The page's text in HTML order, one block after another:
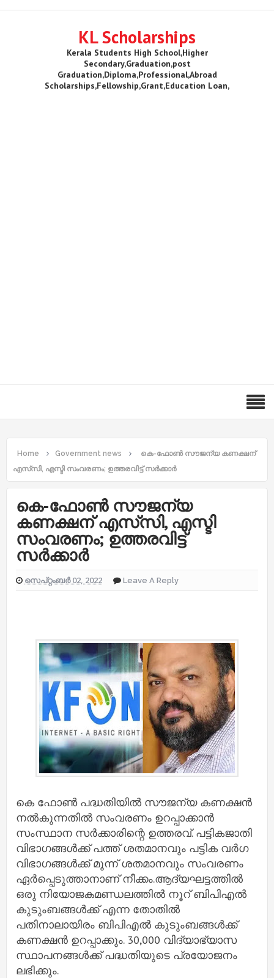
KL Scholarships
Kerala Students High School,Higher
Secondary,Graduation,post
Graduation,Diploma,Professional,Abroad
Scholarships,Fellowship,Grant,Education Loan,
Home Government news
കെ-ഫോണ്‍ സൗജന്യ കണക്ഷന്
എസ്‌സി, എസ്ടി സംവരണം; ഉത്തരവിട്ട് സര്‍ക്കാര്‍
കെ-ഫോണ്‍ സൗജന്യ
കണക്ഷന് എസ്‌സി, എസ്ടി
സംവരണം; ഉത്തരവിട്ട്
സര്‍ക്കാര്‍
സെപ്റ്റംബർ 02, 2022 Leave A Reply
കെ ഫോണ്‍ പദ്ധതിയില്‍ സൗജന്യ കണക്ഷന്‍
നല്‍കുന്നതില്‍ സംവരണം ഉറപ്പാക്കാന്‍
സംസ്ഥാന സര്‍ക്കാരിന്റെ ഉത്തരവ്. പട്ടികജാതി
വിഭാഗങ്ങള്‍ക്ക് പത്ത് ശതമാനവും പട്ടിക വര്‍ഗ
വിഭാഗങ്ങള്‍ക്ക് മൂന്ന് ശതമാനവും സംവരണം
ഏര്‍പ്പെടുത്താനാണ് നീക്കം.ആദ്യഘട്ടത്തില്‍
ഒരു നിയോജകമണ്ഡലത്തില്‍ നൂറ് ബിപിഎല്‍
കുടുംബങ്ങള്‍ക്ക് എന്ന തോതില്‍
പതിനാലായിരം ബിപിഎല്‍ കുടുംബങ്ങള്‍ക്ക്
കണക്ഷന്‍ ഉറപ്പാക്കും. 30,000 വിദ്യാഭ്യാസ
സ്ഥാപനങ്ങള്‍ക്ക് പദ്ധതിയുടെ പ്രയോജനം
ലഭിക്കും.